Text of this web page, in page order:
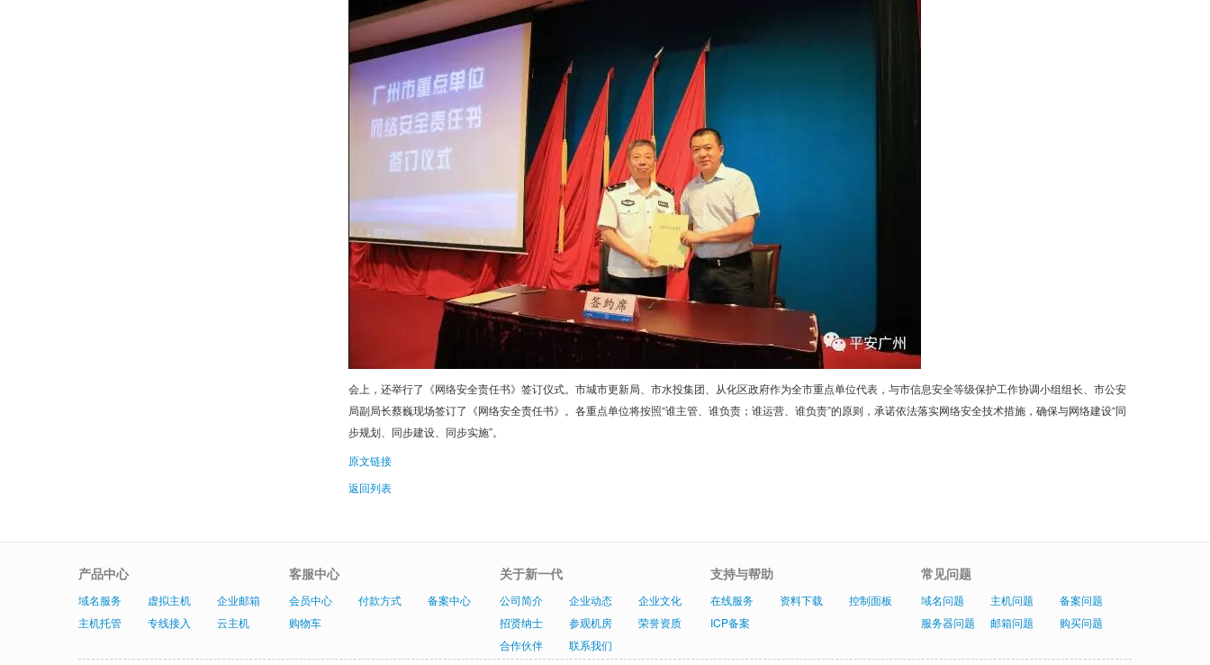
会上，还举行了《网络安全责任书》签订仪式。市城市更新局、市水投集团、从化区政府作为全市重点单位代表，与市信息安全等级保护工作协调小组组长、市公安
局副局长蔡巍现场签订了《网络安全责任书》。各重点单位将按照“谁主管、谁负责；谁运营、谁负责”的原则，承诺依法落实网络安全技术措施，确保与网络建设“同
步规划、同步建设、同步实施”。
原文链接
返回列表
产品中心
域名服务 虚拟主机
企业邮箱
主机托管
专线接入 云主机
客服中心
会员中心 付款方式
备案中心
购物车
关于新一代
公司简介 企业动态
企业文化
招贤纳士
参观机房
荣誉资质
合作伙伴
联系我们
支持与帮助
在线服务 资料下载
控制面板
ICP备案
常见问题
域名问题 主机问题
备案问题
服务器问题
邮箱问题 购买问题